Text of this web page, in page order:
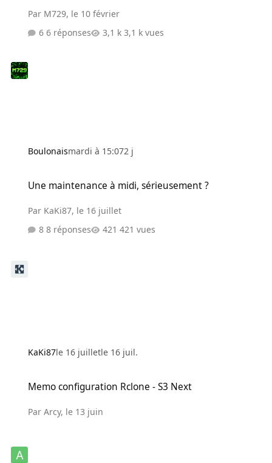
Par M729, le 10 février
6 réponses
3,1 k vues
Boulonaismardi à 15:072 j
Une maintenance à midi, sérieusement ?
Par KaKi87, le 16 juillet
8 réponses
421 vues
KaKi87le 16 juilletle 16 juil.
Memo configuration Rclone - S3 Next
ParArcy, le 13 juin